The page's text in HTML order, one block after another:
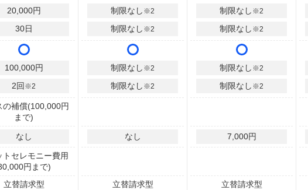
20,000円
30日
100,000円
2回 ※2
の補償(100,000円
まで)
なし
トセレモニー費用
円まで)
立替請求型
制限なし ※2
制限なし ※2
制限なし ※2
制限なし ※2
なし
立替請求型
制限なし ※2
制限なし ※2
制限なし ※2
制限なし ※2
7,000円
立替請求型